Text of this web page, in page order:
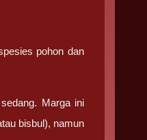
pohon dan
Marga ini
bisbul), namun